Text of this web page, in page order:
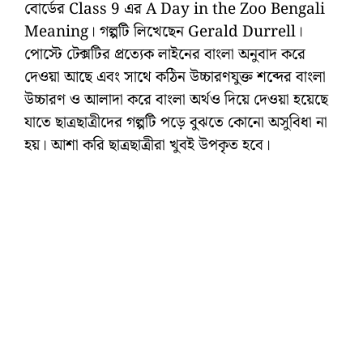
বোর্ডের Class 9 এর A Day in the Zoo Bengali
Meaning। গল্পটি লিখেছেন Gerald Durrell।
পোস্টে টেক্সটির প্রত্যেক লাইনের বাংলা অনুবাদ করে
দেওয়া আছে এবং সাথে কঠিন উচ্চারণযুক্ত শব্দের বাংলা
উচ্চারণ ও আলাদা করে বাংলা অর্থও দিয়ে দেওয়া হয়েছে
যাতে ছাত্রছাত্রীদের গল্পটি পড়ে বুঝতে কোনো অসুবিধা না
হয়। আশা করি ছাত্রছাত্রীরা খুবই উপকৃত হবে।